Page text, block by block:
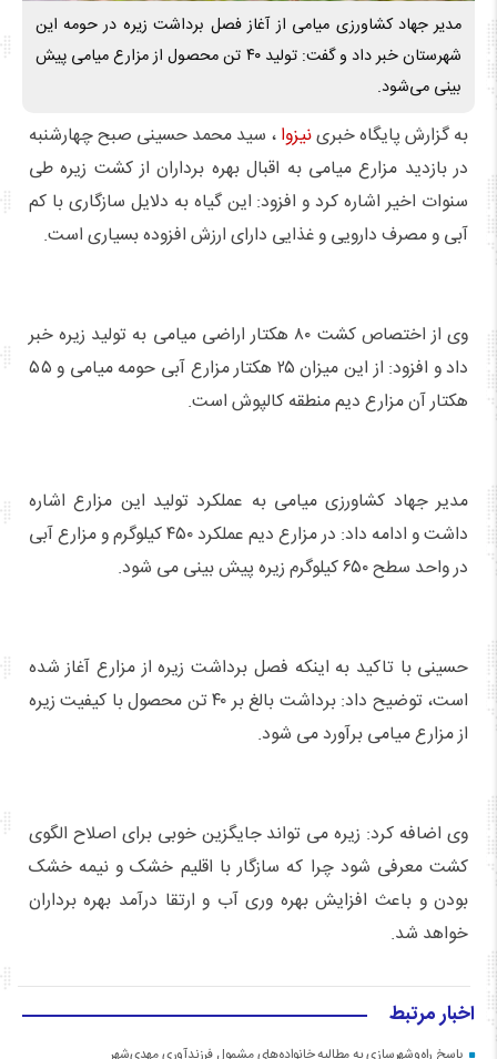
مدیر جهاد کشاورزی میامی از آغاز فصل برداشت زیره در حومه این
شهرستان خبر داد و گفت: تولید ۴۰ تن محصول از مزارع میامی پیش
بینی می‌شود.
به گزارش پایگاه خبرینیزوا، سید محمد حسینی صبح چهارشنبه
در بازدید مزارع میامی به اقبال بهره برداران از کشت زیره طی
سنوات اخیر اشاره کرد و افزود: این گیاه به دلایل سازگاری با کم
آبی و مصرف دارویی و غذایی دارای ارزش افزوده بسیاری است.
وی از اختصاص کشت ۸۰ هکتار اراضی میامی به تولید زیره خبر
داد و افزود: از این میزان ۲۵ هکتار مزارع آبی حومه میامی و ۵۵
هکتار آن مزارع دیم منطقه کالپوش است.
مدیر جهاد کشاورزی میامی به عملکرد تولید این مزارع اشاره
داشت و ادامه داد: در مزارع دیم عملکرد ۴۵۰ کیلوگرم و مزارع آبی
در واحد سطح ۶۵۰ کیلوگرم زیره پیش بینی می شود.
حسینی با تاکید به اینکه فصل برداشت زیره از مزارع آغاز شده
است، توضیح داد: برداشت بالغ بر ۴۰ تن محصول با کیفیت زیره
از مزارع میامی برآورد می شود.
وی اضافه کرد: زیره می تواند جایگزین خوبی برای اصلاح الگوی
کشت معرفی شود چرا که سازگار با اقلیم خشک و نیمه خشک
بودن و باعث افزایش بهره وری آب و ارتقا درآمد بهره برداران
خواهد شد.
اخبار مرتبط
پاسخ راه‌وشهرسازی به مطالبه خانواده‌های مشمول فرزندآوری مهدی‌شهر